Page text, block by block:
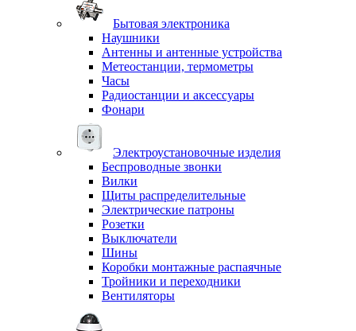
Бытовая электроника
Наушники
Антенны и антенные устройства
Метеостанции, термометры
Часы
Радиостанции и аксессуары
Фонари
Электроустановочные изделия
Беспроводные звонки
Вилки
Щиты распределительные
Электрические патроны
Розетки
Выключатели
Шины
Коробки монтажные распаячные
Тройники и переходники
Вентиляторы